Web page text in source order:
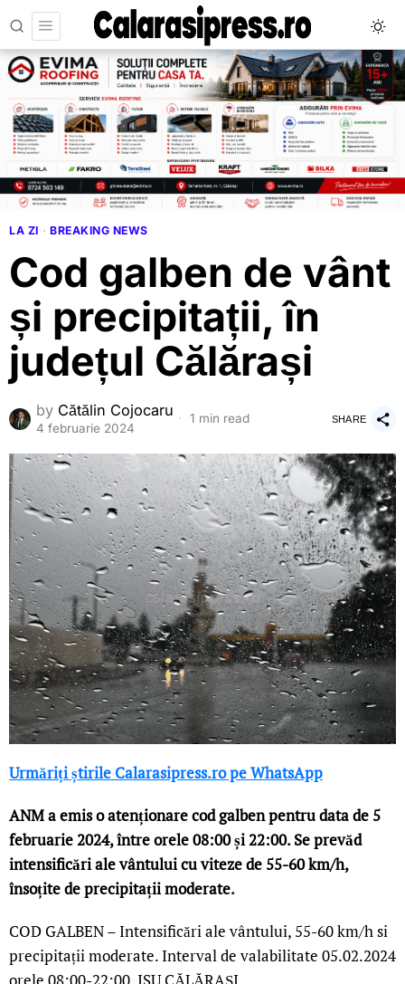
LA ZI · BREAKING NEWS
Cod galben de vânt
și precipitații, în
județul Călărași
by Cătălin Cojocaru
4 februarie 2024
1 min read SHARE
Urmăriți știrile Calarasipress.ro pe WhatsApp
ANM a emis o atenționare cod galben pentru data de 5
februarie 2024, între orele 08:00 și 22:00. Se prevăd
intensificări ale vântului cu viteze de 55-60 km/h,
însoțite de precipitații moderate.
COD GALBEN – Intensificări ale vântului, 55-60 km/h si
precipitații moderate. Interval de valabilitate 05.02.2024